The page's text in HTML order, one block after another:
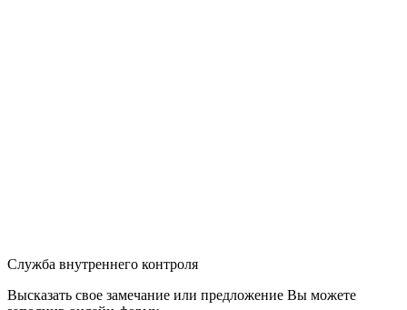
Служба внутреннего контроля
Высказать свое замечание или предложение Вы можете